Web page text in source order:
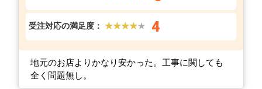
受注対応の満足度： ★★★★★ 4
地元のお店よりかなり安かった。工事に関しても
全く問題無し。